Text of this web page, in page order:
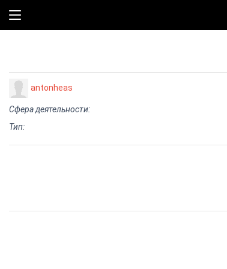
antonheas
Сфера деятельности:
Тип: